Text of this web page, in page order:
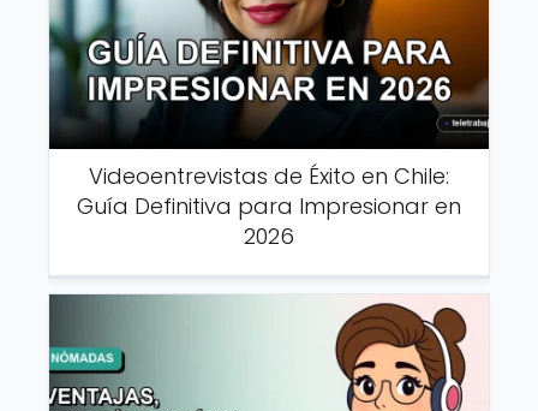
Videoentrevistas de Éxito en Chile:
Guía Definitiva para Impresionar en
2026